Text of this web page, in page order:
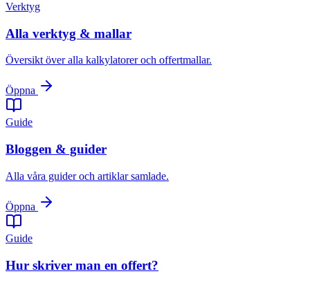
Verktyg
Alla verktyg & mallar
Översikt över alla kalkylatorer och offertmallar.
Öppna
Guide
Bloggen & guider
Alla våra guider och artiklar samlade.
Öppna
Guide
Hur skriver man en offert?